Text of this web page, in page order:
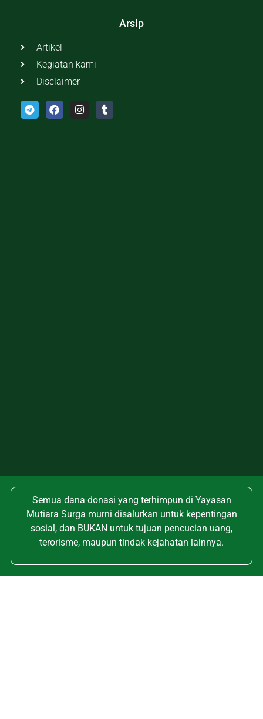
Arsip
Artikel
Kegiatan kami
Disclaimer
Semua dana donasi yang terhimpun di Yayasan
Mutiara Surga murni disalurkan untuk kepentingan
sosial, dan BUKAN untuk tujuan pencucian uang,
terorisme, maupun tindak kejahatan lainnya.